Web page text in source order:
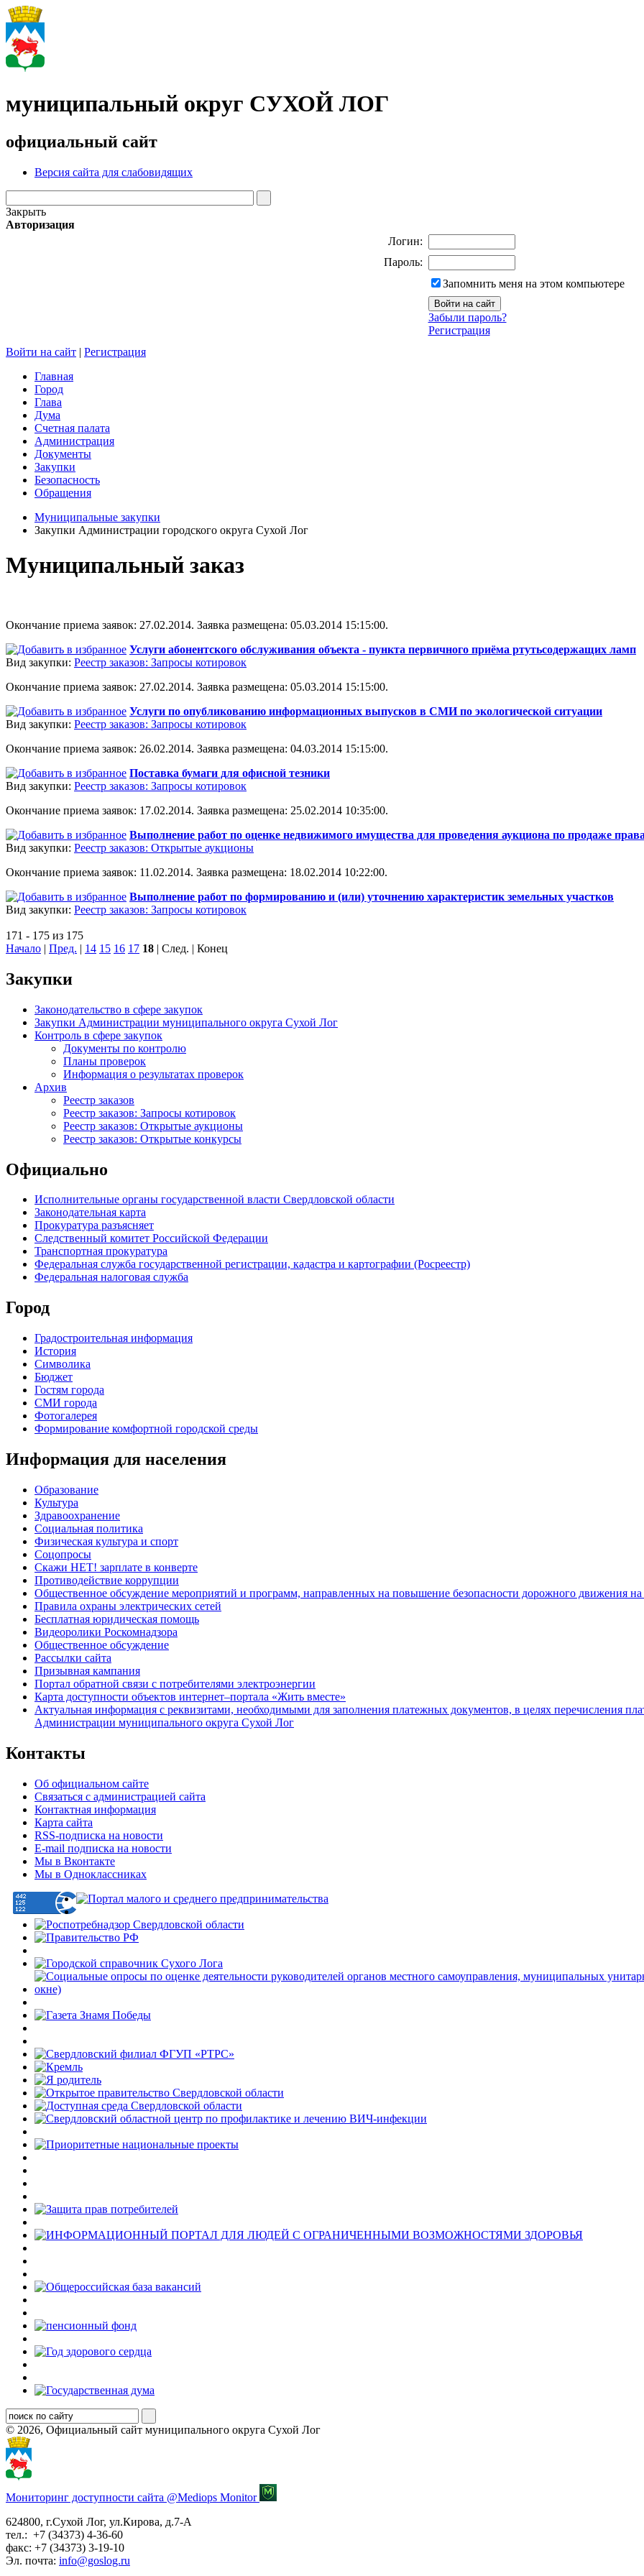
муниципальный округ СУХОЙ ЛОГ
официальный сайт
Версия сайта для слабовидящих
Закрыть
Авторизация
Логин:
Пароль:
Запомнить меня на этом компьютере
Забыли пароль?
Регистрация
Войти на сайт | Регистрация
Главная
Город
Глава
Дума
Счетная палата
Администрация
Документы
Закупки
Безопасность
Обращения
Муниципальные закупки
Закупки Администрации городского округа Сухой Лог
Муниципальный заказ
Окончание приема заявок: 27.02.2014. Заявка размещена: 05.03.2014 15:15:00.
Услуги абонентского обслуживания объекта - пункта первичного приёма ртутьсодержащих ламп
Вид закупки: Реестр заказов: Запросы котировок
Окончание приема заявок: 27.02.2014. Заявка размещена: 05.03.2014 15:15:00.
Услуги по опубликованию информационных выпусков в СМИ по экологической ситуации
Вид закупки: Реестр заказов: Запросы котировок
Окончание приема заявок: 26.02.2014. Заявка размещена: 04.03.2014 15:15:00.
Поставка бумаги для офисной тезники
Вид закупки: Реестр заказов: Запросы котировок
Окончание приема заявок: 17.02.2014. Заявка размещена: 25.02.2014 10:35:00.
Выполнение работ по оценке недвижимого имущества для проведения аукциона по продаже
Вид закупки: Реестр заказов: Открытые аукционы
Окончание приема заявок: 11.02.2014. Заявка размещена: 18.02.2014 10:22:00.
Выполнение работ по формированию и (или) уточнению характеристик земельных участков
Вид закупки: Реестр заказов: Запросы котировок
171 - 175 из 175
Начало | Пред. | 14 15 16 17 18 | След. | Конец
Закупки
Законодательство в сфере закупок
Закупки Администрации муниципального округа Сухой Лог
Контроль в сфере закупок
Документы по контролю
Планы проверок
Информация о результатах проверок
Архив
Реестр заказов
Реестр заказов: Запросы котировок
Реестр заказов: Открытые аукционы
Реестр заказов: Открытые конкурсы
Официально
Исполнительные органы государственной власти Свердловской области
Законодательная карта
Прокуратура разъясняет
Следственный комитет Российской Федерации
Транспортная прокуратура
Федеральная служба государственной регистрации, кадастра и картографии (Росреестр)
Федеральная налоговая служба
Город
Градостроительная информация
История
Символика
Бюджет
Гостям города
СМИ города
Фотогалерея
Формирование комфортной городской среды
Информация для населения
Образование
Культура
Здравоохранение
Социальная политика
Физическая культура и спорт
Соцопросы
Скажи НЕТ! зарплате в конверте
Противодействие коррупции
Общественное обсуждение мероприятий и программ, направленных на повышение безопасности дорожного движения на
Правила охраны электрических сетей
Бесплатная юридическая помощь
Видеоролики Роскомнадзора
Общественное обсуждение
Рассылки сайта
Призывная кампания
Портал обратной связи с потребителями электроэнергии
Карта доступности объектов интернет–портала «Жить вместе»
Актуальная информация с реквизитами, необходимыми для заполнения платежных документов, в целях перечисления
Администрации муниципального округа Сухой Лог
Контакты
Об официальном сайте
Связаться с администрацией сайта
Контактная информация
Карта сайта
RSS-подписка на новости
E-mail подписка на новости
Мы в Вконтакте
Мы в Одноклассниках
© 2026, Официальный сайт муниципального округа Сухой Лог
Мониторинг доступности сайта @Mediops Monitor
624800, г.Сухой Лог, ул.Кирова, д.7-А
тел.: +7 (34373) 4-36-60
факс: +7 (34373) 3-19-10
Эл. почта: info@goslog.ru